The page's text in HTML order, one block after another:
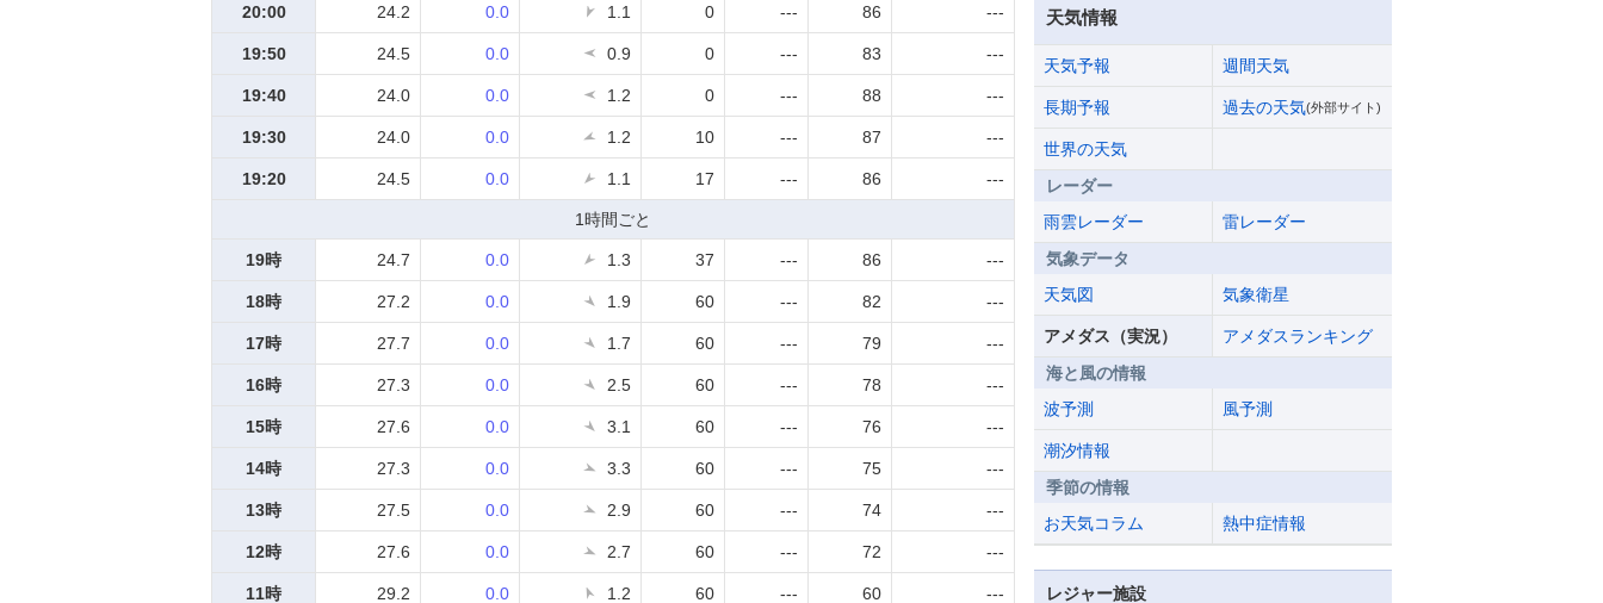
20:00 24.2 0.0 1.1 0 --- 86 ---
19:50 24.5 0.0 0.9 0 --- 83 ---
19:40 24.0 0.0 1.2 0 --- 88 ---
19:30 24.0 0.0 1.2 10 --- 87 ---
19:20 24.5 0.0 1.1 17 --- 86 ---
1時間ごと
19時 24.7 0.0 1.3 37 --- 86 ---
18時 27.2 0.0 1.9 60 --- 82 ---
17時 27.7 0.0 1.7 60 --- 79 ---
16時 27.3 0.0 2.5 60 --- 78 ---
15時 27.6 0.0 3.1 60 --- 76 ---
14時 27.3 0.0 3.3 60 --- 75 ---
13時 27.5 0.0 2.9 60 --- 74 ---
12時 27.6 0.0 2.7 60 --- 72 ---
11時 29.2 0.0 1.2 60 --- 60 ---
天気情報
天気予報 週間天気
長期予報 過去の天気(外部サイト)
世界の天気
レーダー
雨雲レーダー
雷レーダー
気象データ
天気図
気象衛星
アメダス（実況）
アメダスランキング
海と風の情報
波予測
風予測
潮汐情報
季節の情報
お天気コラム
熱中症情報
レジャー施設